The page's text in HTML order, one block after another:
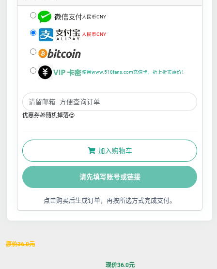
人民币CNY
人民币CNY
使用www.518fans.com充值卡，折上折实惠价！
优惠券🎁随机掉落😍
加入购物车
请先填写账号或链接
点击购买后生成订单，再按所选方式完成支付。
原价36.0元
现价36.0元